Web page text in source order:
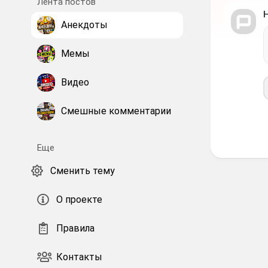
Анекдоты
Мемы
Видео
Смешные комментарии
Еще
Сменить тему
О проекте
Правила
Контакты